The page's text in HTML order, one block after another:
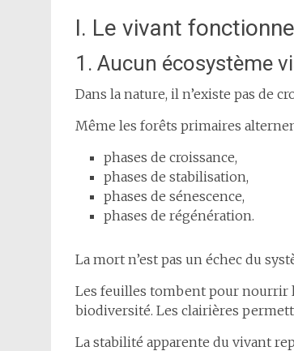
I. Le vivant
1. Aucun écosystème
Dans la nature, il n’existe pas de
Même les forêts primaires
phases de croissance,
phases de stabilisation,
phases de sénescence,
phases de régénération.
La mort n’est pas un échec du
Les feuilles tombent pour nourrir
biodiversité. Les clairières
La stabilité apparente du vivant